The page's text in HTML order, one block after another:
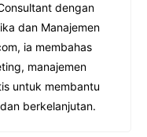
dengan
dan Manajemen
ia membahas
manajemen
untuk membantu
berkelanjutan.